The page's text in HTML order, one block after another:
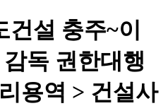
건설 충주~이
독 권한대행
용역 > 건설사